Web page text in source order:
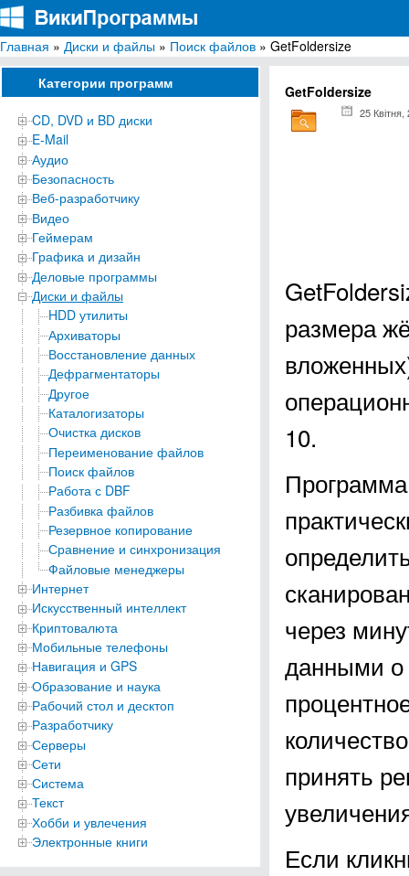
ВикиПрограммы
Энциклопедия бесплатных компьютерных программ для Windows
Главная » Диски и файлы » Поиск файлов » GetFoldersize
Категории программ
CD, DVD и BD диски
E-Mail
Аудио
Безопасность
Веб-разработчику
Видео
Геймерам
Графика и дизайн
Деловые программы
Диски и файлы
HDD утилиты
Архиваторы
Восстановление данных
Дефрагментаторы
Другое
Каталогизаторы
Очистка дисков
Переименование файлов
Поиск файлов
Работа с DBF
Разбивка файлов
Резервное копирование
Сравнение и синхронизация
Файловые менеджеры
Интернет
Искусственный интеллект
Криптовалюта
Мобильные телефоны
Навигация и GPS
Образование и наука
Рабочий стол и десктоп
Разработчику
Серверы
Сети
Система
Текст
Хобби и увлечения
Электронные книги
GetFoldersize
25 Квітня,
размера
10.
через
данными о
принять
Если